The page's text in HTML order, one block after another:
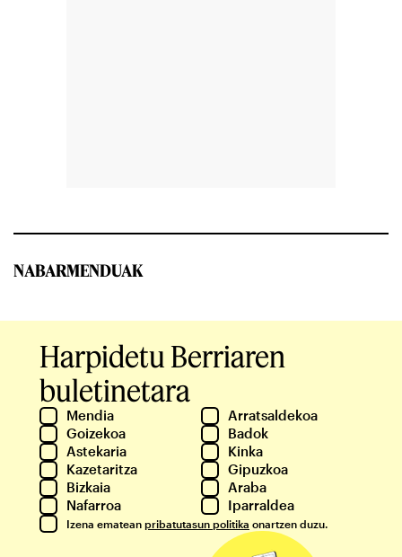
NABARMENDUAK
Harpidetu Berriaren
buletinetara
Mendia
Arratsaldekoa
Goizekoa
Badok
Astekaria
Kinka
Kazetaritza
Gipuzkoa
Bizkaia
Araba
Nafarroa
Iparraldea
Izena ematean pribatutasun politika onartzen duzu.